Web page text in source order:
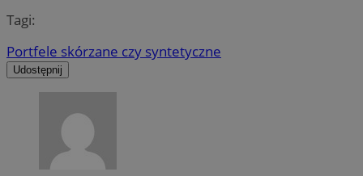
Tagi:
Portfele skórzane czy syntetyczne
Udostępnij